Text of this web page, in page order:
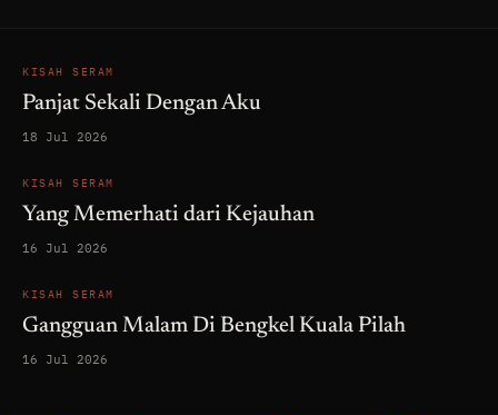
KISAH SERAM
Panjat Sekali Dengan Aku
18 Jul 2026
KISAH SERAM
Yang Memerhati dari Kejauhan
16 Jul 2026
KISAH SERAM
Gangguan Malam Di Bengkel Kuala Pilah
16 Jul 2026